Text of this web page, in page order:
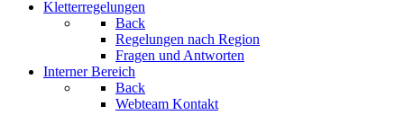
Kletterregelungen
Back
Regelungen nach Region
Fragen und Antworten
Interner Bereich
Back
Webteam Kontakt